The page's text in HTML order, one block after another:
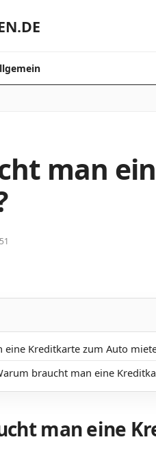
man
Kreditkarte zum Auto
braucht man eine
man eine